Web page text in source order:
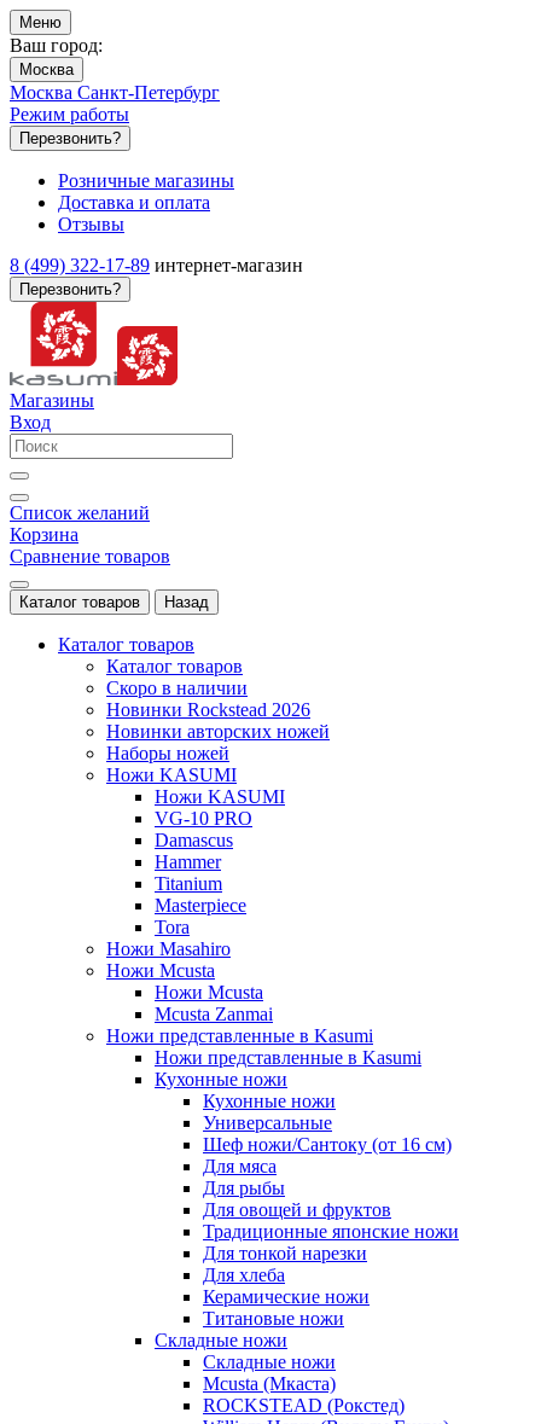
Меню
Ваш город:
Москва
Москва Санкт-Петербург
Режим работы
Перезвонить?
Розничные магазины
Доставка и оплата
Отзывы
8 (499) 322-17-89 интернет-магазин
Перезвонить?
Магазины
Вход
Список желаний
Корзина
Сравнение товаров
Каталог товаров Назад
Каталог товаров
Каталог товаров
Скоро в наличии
Новинки Rockstead 2026
Новинки авторских ножей
Наборы ножей
Ножи KASUMI
Ножи KASUMI
VG-10 PRO
Damascus
Hammer
Titanium
Masterpiece
Tora
Ножи Masahiro
Ножи Mcusta
Ножи Mcusta
Mcusta Zanmai
Ножи представленные в Kasumi
Ножи представленные в Kasumi
Кухонные ножи
Кухонные ножи
Универсальные
Шеф ножи/Сантоку (от 16 см)
Для мяса
Для рыбы
Для овощей и фруктов
Традиционные японские ножи
Для тонкой нарезки
Для хлеба
Керамические ножи
Титановые ножи
Складные ножи
Складные ножи
Mcusta (Мкаста)
ROCKSTEAD (Рокстед)